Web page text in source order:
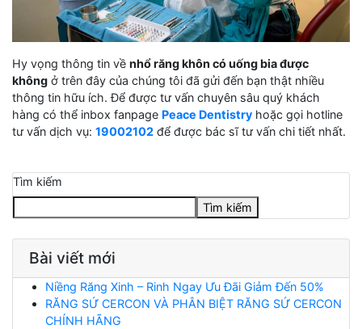
Hy vọng thông tin về nhổ răng khôn có uống bia được
không ở trên đây của chúng tôi đã gửi đến bạn thật nhiều
thông tin hữu ích. Để được tư vấn chuyên sâu quý khách
hàng có thể inbox fanpage Peace Dentistry hoặc gọi hotline
tư vấn dịch vụ: 19002102 để được bác sĩ tư vấn chi tiết nhất.
Tìm kiếm
Tìm kiếm
Bài viết mới
Niềng Răng Xinh – Rinh Ngay Ưu Đãi Giảm Đến 50%
RĂNG SỨ CERCON VÀ PHÂN BIỆT RĂNG SỨ CERCON
CHÍNH HÃNG